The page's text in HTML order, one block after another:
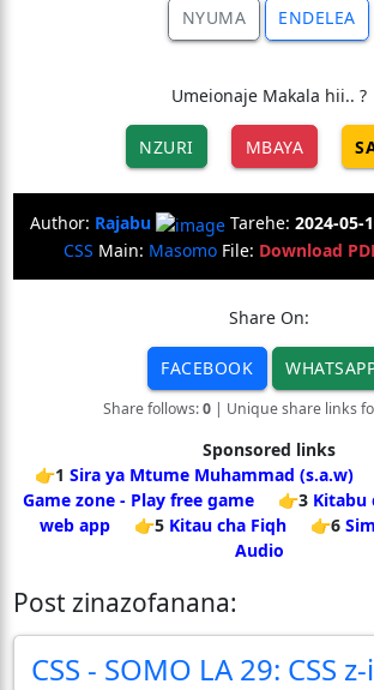
NYUMA ENDELEA
Umeionaje Makala hii.. ?
NZURI MBAYA
Author: Rajabu Tarehe: 2024-05-
CSS Main: Masomo File: Download
Share On:
FACEBOOK
Share follows:0| Unique share links
Sponsored links
👉1 Sira ya Mtume Muhammad (s.a.w)
Game zone - Play free game
👉3 Kitabu
web app
👉5 Kitau cha Fiqh 👉6
Audio
Post zinazofanana:
CSS - SOMO LA 29: CSS